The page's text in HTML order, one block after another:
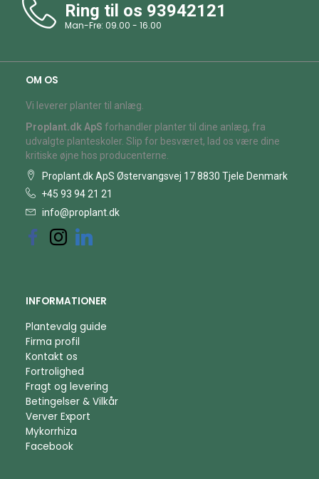
Ring til os 93942121
Man-Fre: 09.00 - 16.00
OM OS
Vi leverer planter til anlæg.
Proplant.dk ApS forhandler planter til dine anlæg, fra
udvalgte planteskoler. Slip for besværet, lad os være dine
kritiske øjne hos producenterne.
Proplant.dk ApS Østervangsvej 17 8830 Tjele Denmark
+45 93 94 21 21
info@proplant.dk
INFORMATIONER
Plantevalg guide
Firma profil
Kontakt os
Fortrolighed
Fragt og levering
Betingelser & Vilkår
Verver Export
Mykorrhiza
Facebook